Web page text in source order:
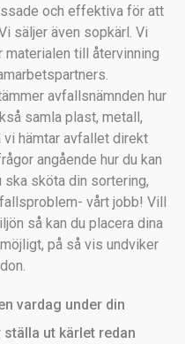
och effektiva för att
säljer även sopkärl. Vi
materialen till återvinning
avfallsnämnden hur
samla plast, metall,
hämtar avfallet direkt
angående hur du kan
ska sköta din sortering,
vårt jobb! Vill
så kan du placera dina
på så vis undviker
vardag under din
ut kärlet redan